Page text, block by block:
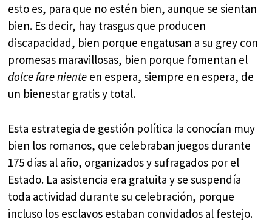
esto es, para que no estén bien, aunque se sientan
bien. Es decir, hay trasgus que producen
discapacidad, bien porque engatusan a su grey con
promesas maravillosas, bien porque fomentan el
dolce fare niente en espera, siempre en espera, de
un bienestar gratis y total.
Esta estrategia de gestión política la conocían muy
bien los romanos, que celebraban juegos durante
175 días al año, organizados y sufragados por el
Estado. La asistencia era gratuita y se suspendía
toda actividad durante su celebración, porque
incluso los esclavos estaban convidados al festejo.